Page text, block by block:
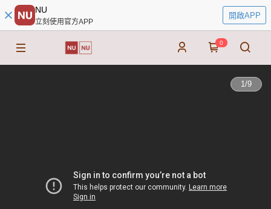
NU
立刻使用官方APP
開啟APP
0
1/9